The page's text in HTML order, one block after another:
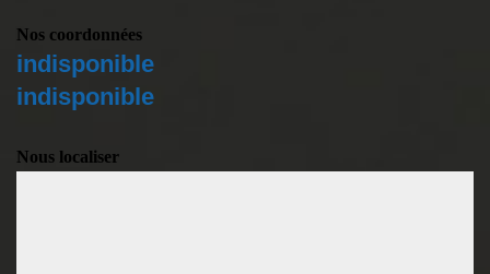
Nos coordonnées
indisponible
indisponible
Nous localiser